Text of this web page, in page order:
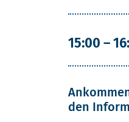
15:00 –
den